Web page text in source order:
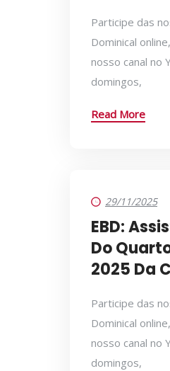
Participe das
Dominical
nosso canal no
domingos,
Read More
29/11/2025
EBD:
Do
2025 Da
Participe das
Dominical
nosso canal no
domingos,